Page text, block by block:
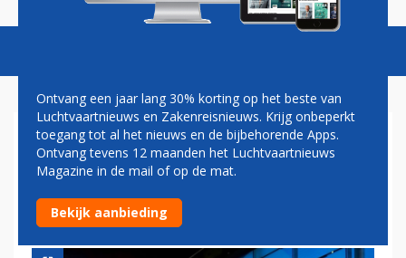
VLIEGVERKEER LUCHTHAVEN
LUIK WEER STILGELEGD OM
DRONEMELDING
Ontvang een jaar lang 30% korting op het beste van
Luchtvaartnieuws en Zakenreisnieuws. Krijg onbeperkt
toegang tot al het nieuws en de bijbehorende Apps.
Ontvang tevens 12 maanden het Luchtvaartnieuws
Magazine in de mail of op de mat.
Bekijk aanbieding